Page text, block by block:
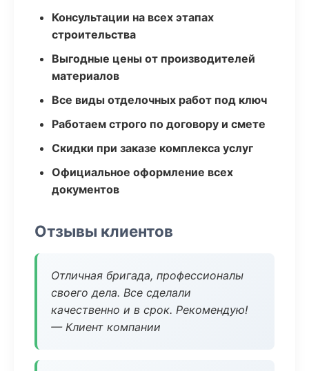
Консультации на всех этапах
строительства
Выгодные цены от производителей
материалов
Все виды отделочных работ под ключ
Работаем строго по договору и смете
Скидки при заказе комплекса услуг
Официальное оформление всех
документов
Отзывы клиентов
Отличная бригада, профессионалы
своего дела. Все сделали
качественно и в срок. Рекомендую!
— Клиент компании